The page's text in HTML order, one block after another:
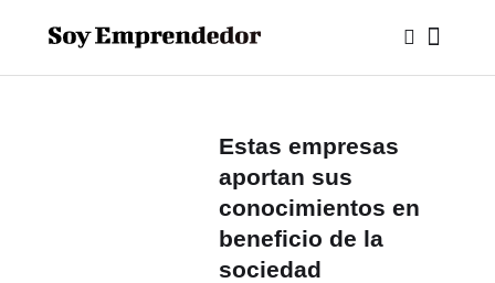
Estas empresas
aportan sus
conocimientos en
beneficio de la
sociedad